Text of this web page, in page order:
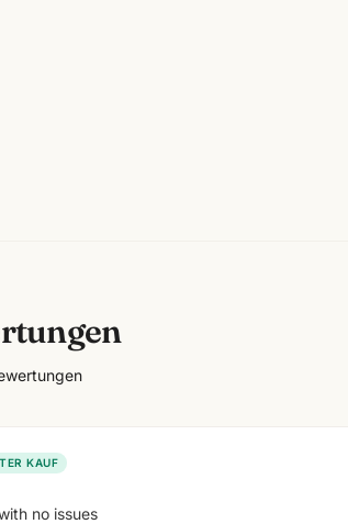
KAUF
no issues